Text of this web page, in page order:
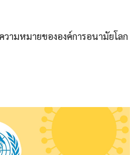
ามหมายขององค์การอนามัยโลก